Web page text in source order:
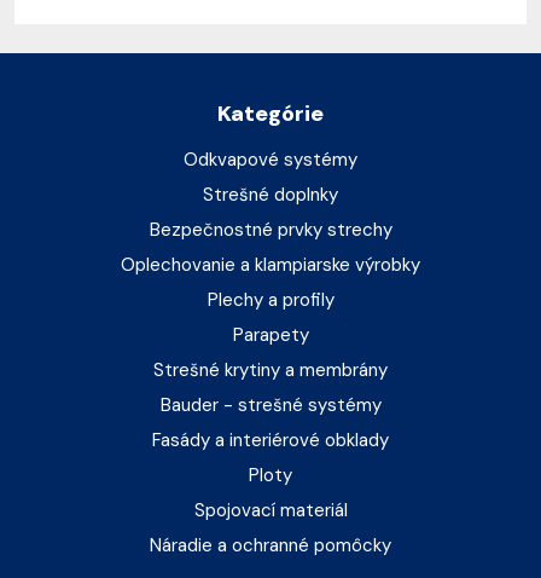
Kategórie
Odkvapové systémy
Strešné doplnky
Bezpečnostné prvky strechy
Oplechovanie a klampiarske výrobky
Plechy a profily
Parapety
Strešné krytiny a membrány
Bauder - strešné systémy
Fasády a interiérové obklady
Ploty
Spojovací materiál
Náradie a ochranné pomôcky